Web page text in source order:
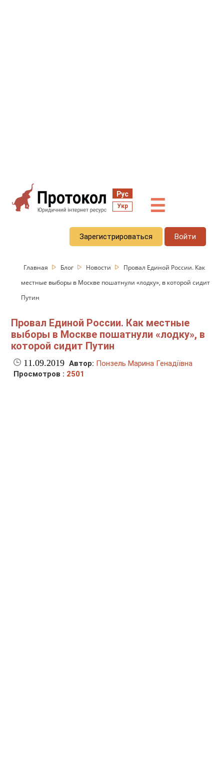
Рус
Укр ☰
Зарегистрироваться Войти
Главная Блог Новости
Провал Единой России. Как
местные выборы в Москве пошатнули «лодку», в которой сидит
Путин
Провал Единой России. Как местные
выборы в Москве пошатнули «лодку», в
которой сидит Путин
11.09.2019 Автор: Понзель Марина Генадіївна
Просмотров : 2501